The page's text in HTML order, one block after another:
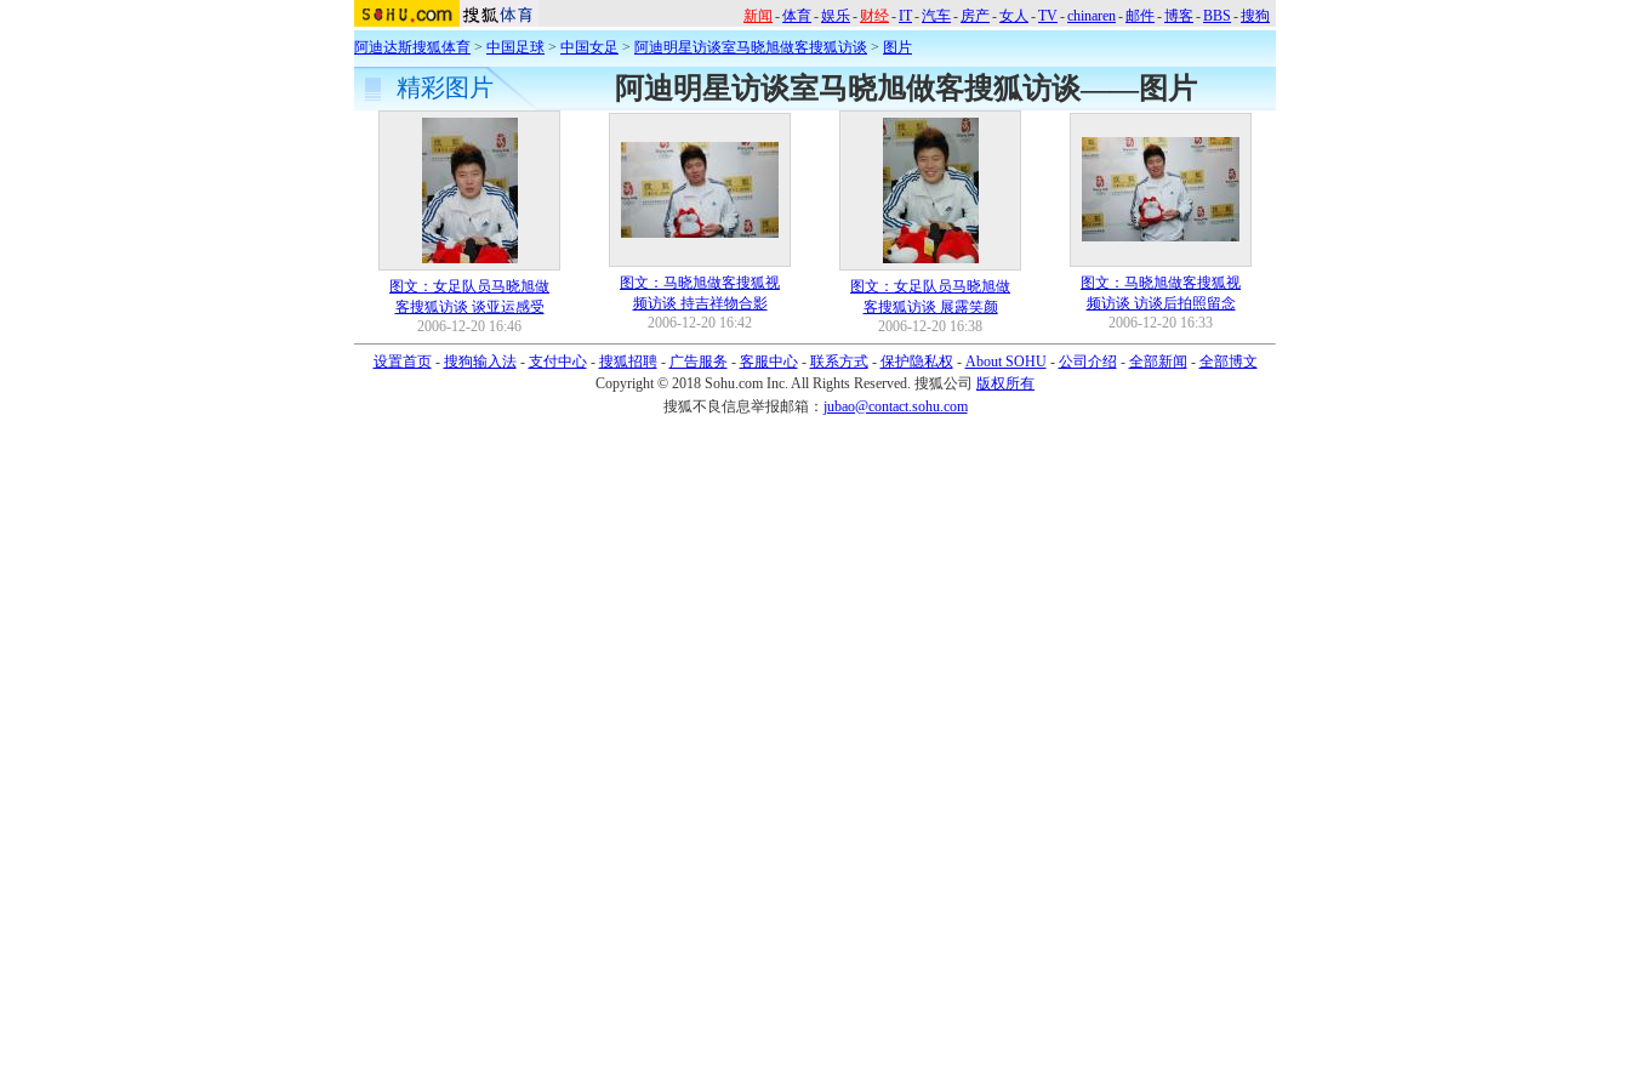
新闻 -体育-娱乐- 财经-IT-汽车- 房产-女人 -TV-chinaren-邮件-博客-BBS -搜狗
阿迪达斯搜狐体育 > 中国足球 > 中国女足 > 阿迪明星访谈室马晓旭做客搜狐访谈 > 图片
精彩图片 阿迪明星访谈室马晓旭做客搜狐访谈——图片
图文：女足队员马晓旭做
客搜狐访谈 谈亚运感受
2006-12-20 16:46
图文：马晓旭做客搜狐视
频访谈 持吉祥物合影
2006-12-20 16:42
图文：女足队员马晓旭做
客搜狐访谈 展露笑颜
2006-12-20 16:38
图文：马晓旭做客搜狐视
频访谈 访谈后拍照留念
2006-12-20 16:33
设置首页- 搜狗输入法- 支付中心- 搜狐招聘- 广告服务- 客服中心- 联系方式- 保护隐私权 - About SOHU- 公司介绍 - 全部新闻 - 全部博文
Copyright © 2018 Sohu.com Inc. All Rights Reserved. 搜狐公司 版权所有
搜狐不良信息举报邮箱： jubao@contact.sohu.com